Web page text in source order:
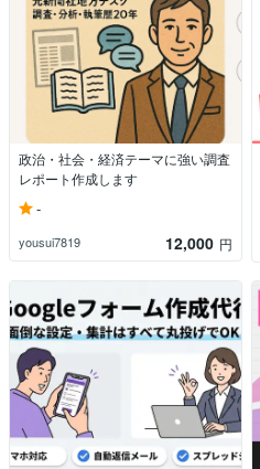
政治・社会・経済テーマに強い調査
レポート作成します
-
yousui7819 12,000 円